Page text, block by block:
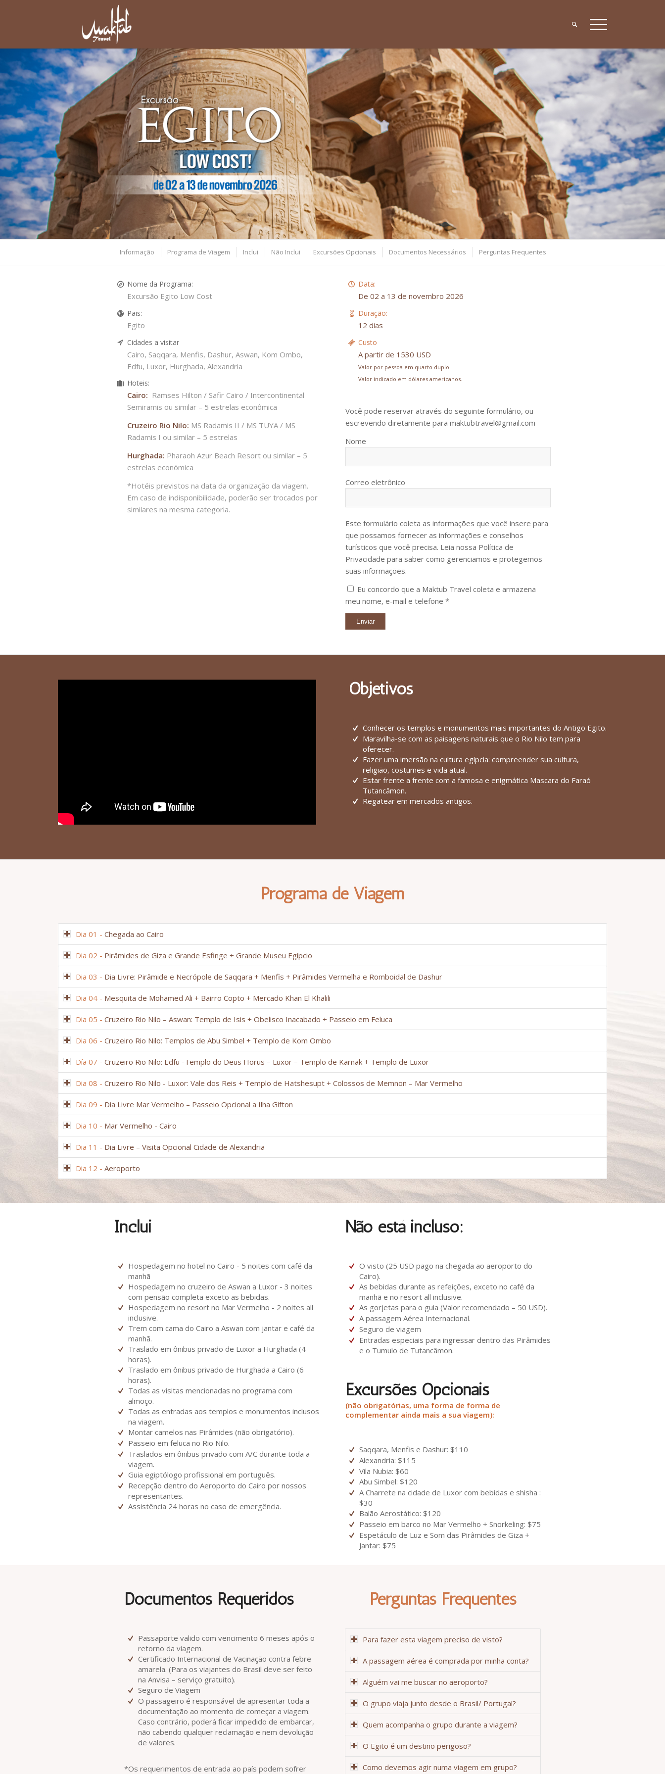
Informação Programa de Viagem Inclui Não Inclui Excursões Opcionais Documentos Necessários Perguntas Frequentes
Nome da Programa:
Excursão Egito Low Cost
Pais:
Egito
Cidades a visitar
Cairo, Saqqara, Menfis, Dashur, Aswan, Kom Ombo,
Edfu, Luxor, Hurghada, Alexandria
Hoteis:
Cairo: Ramses Hilton / Safir Cairo / Intercontinental
Semiramis ou similar – 5 estrelas econômica
Cruzeiro Rio Nilo: MS Radamis II / MS TUYA / MS
Radamis I ou similar – 5 estrelas
Hurghada: Pharaoh Azur Beach Resort ou similar – 5
estrelas económica
*Hotéis previstos na data da organização da viagem.
Em caso de indisponibilidade, poderão ser trocados por
similares na mesma categoria.
Data:
De 02 a 13 de novembro 2026
Duração:
12 dias
Custo
A partir de 1530 USD
Valor por pessoa em quarto duplo.
Valor indicado em dólares americanos.
Você pode reservar através do seguinte formulário, ou
escrevendo diretamente para maktubtravel@gmail.com
Nome
Correo eletrônico
Este formulário coleta as informações que você insere para
que possamos fornecer as informações e conselhos
turísticos que você precisa. Leia nossa Política de
Privacidade para saber como gerenciamos e protegemos
suas informações.
Eu concordo que a Maktub Travel coleta e armazena
meu nome, e-mail e telefone *
Objetivos
Conhecer os templos e monumentos mais importantes do Antigo Egito.
Maravilha-se com as paisagens naturais que o Rio Nilo tem para
oferecer.
Fazer uma imersão na cultura egípcia: compreender sua cultura,
religião, costumes e vida atual.
Estar frente a frente com a famosa e enigmática Mascara do Faraó
Tutancâmon.
Regatear em mercados antigos.
Programa de Viagem
Dia 01 - Chegada ao Cairo
Dia 02 - Pirâmides de Giza e Grande Esfinge + Grande Museu Egípcio
Dia 03 - Dia Livre: Pirâmide e Necrópole de Saqqara + Menfis + Pirâmides Vermelha e Romboidal de Dashur
Dia 04 - Mesquita de Mohamed Ali + Bairro Copto + Mercado Khan El Khalili
Dia 05 - Cruzeiro Rio Nilo – Aswan: Templo de Isis + Obelisco Inacabado + Passeio em Feluca
Dia 06 - Cruzeiro Rio Nilo: Templos de Abu Simbel + Templo de Kom Ombo
Día 07 - Cruzeiro Rio Nilo: Edfu -Templo do Deus Horus – Luxor – Templo de Karnak + Templo de Luxor
Dia 08 - Cruzeiro Rio Nilo - Luxor: Vale dos Reis + Templo de Hatshesupt + Colossos de Memnon – Mar Vermelho
Dia 09 - Dia Livre Mar Vermelho – Passeio Opcional a Ilha Gifton
Dia 10 - Mar Vermelho - Cairo
Dia 11 - Dia Livre – Visita Opcional Cidade de Alexandria
Dia 12 - Aeroporto
Inclui
Hospedagem no hotel no Cairo - 5 noites com café da
manhã
Hospedagem no cruzeiro de Aswan a Luxor - 3 noites
com pensão completa exceto as bebidas.
Hospedagem no resort no Mar Vermelho - 2 noites all
inclusive.
Trem com cama do Cairo a Aswan com jantar e café da
manhã.
Traslado em ônibus privado de Luxor a Hurghada (4
horas).
Traslado em ônibus privado de Hurghada a Cairo (6
horas).
Todas as visitas mencionadas no programa com
almoço.
Todas as entradas aos templos e monumentos inclusos
na viagem.
Montar camelos nas Pirâmides (não obrigatório).
Passeio em feluca no Rio Nilo.
Traslados em ônibus privado com A/C durante toda a
viagem.
Guia egiptólogo profissional em português.
Recepção dentro do Aeroporto do Cairo por nossos
representantes.
Assistência 24 horas no caso de emergência.
Não está incluso:
O visto (25 USD pago na chegada ao aeroporto do
Cairo).
As bebidas durante as refeições, exceto no café da
manhã e no resort all inclusive.
As gorjetas para o guia (Valor recomendado – 50 USD).
A passagem Aérea Internacional.
Seguro de viagem
Entradas especiais para ingressar dentro das Pirâmides
e o Tumulo de Tutancâmon.
Excursões Opcionais
(não obrigatórias, uma forma de forma de
complementar ainda mais a sua viagem):
Saqqara, Menfis e Dashur: $110
Alexandria: $115
Vila Nubia: $60
Abu Simbel: $120
A Charrete na cidade de Luxor com bebidas e shisha :
$30
Balão Aerostático: $120
Passeio em barco no Mar Vermelho + Snorkeling: $75
Espetáculo de Luz e Som das Pirâmides de Giza +
Jantar: $75
Documentos Requeridos
Passaporte valido com vencimento 6 meses após o
retorno da viagem.
Certificado Internacional de Vacinação contra febre
amarela. (Para os viajantes do Brasil deve ser feito
na Anvisa – serviço gratuito).
Seguro de Viagem
O passageiro é responsável de apresentar toda a
documentação ao momento de começar a viagem.
Caso contrário, poderá ficar impedido de embarcar,
não cabendo qualquer reclamação e nem devolução
de valores.
*Os requerimentos de entrada ao país podem sofrer
Perguntas Frequentes
Para fazer esta viagem preciso de visto?
A passagem aérea é comprada por minha conta?
Alguém vai me buscar no aeroporto?
O grupo viaja junto desde o Brasil/ Portugal?
Quem acompanha o grupo durante a viagem?
O Egito é um destino perigoso?
Como devemos agir numa viagem em grupo?